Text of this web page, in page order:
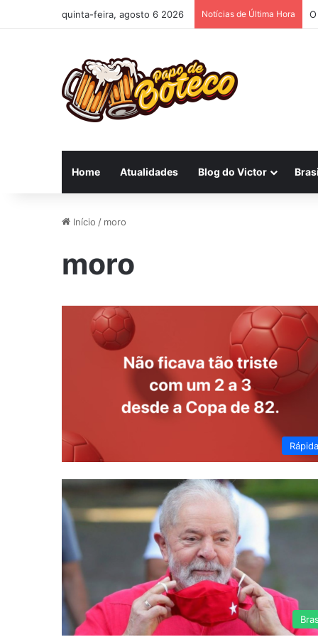
quinta-feira, agosto 6 2026 Notícias de Última Hora
Home Atualidades Blog do Victor
Início / moro
moro